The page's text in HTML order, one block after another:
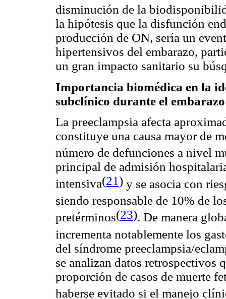
disminución de la
la hipótesis que la disfunción
producción de ON, sería un
hipertensivos del embarazo,
un gran impacto sanitario su
Importancia biomédica en la
subclínico durante el
La preeclampsia afecta
constituye una causa mayor de
número de defunciones a nivel
principal de admisión
intensiva(21) y se asocia con
siendo responsable de 10% de
pretérminos(23). De manera
incrementa notablemente los
del síndrome preeclampsia/
se analizan datos retrospectivos
proporción de casos de muerte
haberse evitado si el manejo